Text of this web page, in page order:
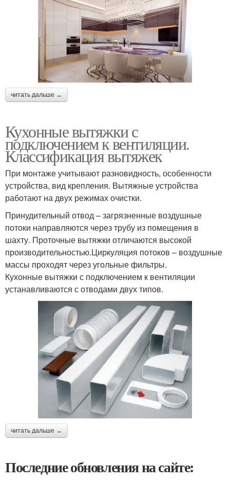
читать дальше →
Кухонные вытяжки с
подключением к вентиляции.
Классификация вытяжек
При монтаже учитывают разновидность, особенности
устройства, вид крепления. Вытяжные устройства
работают на двух режимах очистки.
Принудительный отвод – загрязненные воздушные
потоки направляются через трубу из помещения в
шахту. Проточные вытяжки отличаются высокой
производительностью.Циркуляция потоков – воздушные
массы проходят через угольные фильтры.
Кухонные вытяжки с подключением к вентиляции
устанавливаются с отводами двух типов.
читать дальше →
Последние обновления на сайте: